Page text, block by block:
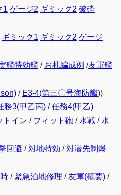
1 ゲージ2 ギミック2 破砕
ギミック1 ギミック2 ゲージ
艦特効艦/ お札編成例 /友軍艦
/ E3-4(第三〇号海防艦))
務3(甲乙丙)/任務4(甲乙)
トイン / フィット砲/ 水戦/ 水
回避 /対地特効 / 対潜先制爆
/ 緊急泊地修理 /友軍(概要)/
マス)
Xマス Yマス
/地中海/マルタ島沖